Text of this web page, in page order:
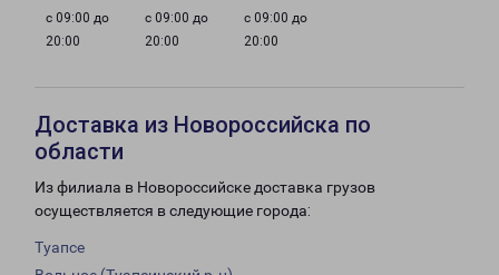
с 09:00 до
20:00
с 09:00 до
20:00
с 09:00 до
20:00
Доставка из Новороссийска по
области
Из филиала в Новороссийске доставка грузов
осуществляется в следующие города:
Туапсе